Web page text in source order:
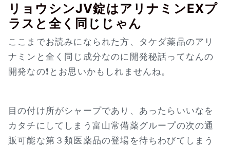
リョウシンJV錠はアリナミンEXプ
ラスと全く同じじゃん
ここまでお読みになられた方、タケダ薬品のアリ
ナミンと全く同じ成分なのに開発秘話ってなんの
開発なの❗とお思いかもしれませんね。
目の付け所がシャープであり、あったらいいなを
カタチにしてしまう富山常備薬グループの次の通
販可能な第３類医薬品の登場を待ちわびてしまう